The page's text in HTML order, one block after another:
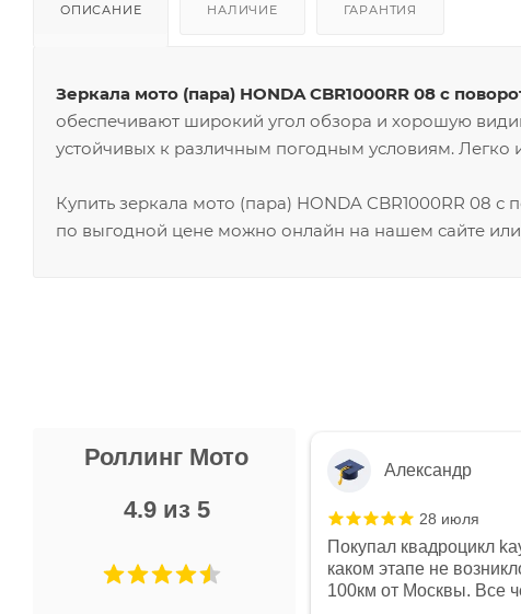
ОПИСАНИЕ НАЛИЧИЕ ГАРАНТИЯ
Зеркала мото (пара) HONDA CBR1000RR 08 с
обеспечивают широкий угол обзора и хорошую
устойчивых к различным погодным условиям. Легко
Купить зеркала мото (пара) HONDA CBR1000RR 08
по выгодной цене можно онлайн на нашем сайте
Роллинг Мото
4.9 из 5
Не понравились условия
и дают только на год)
Александр
28 июля
Покупал квадроцикл
каком этапе не
100км от Москвы. Все